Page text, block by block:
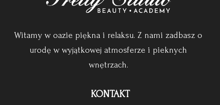
Witamy w oazie piękna i relaksu. Z nami zadbasz o
urodę w wyjątkowej atmosferze i pieknych
wnętrzach.
KONTAKT